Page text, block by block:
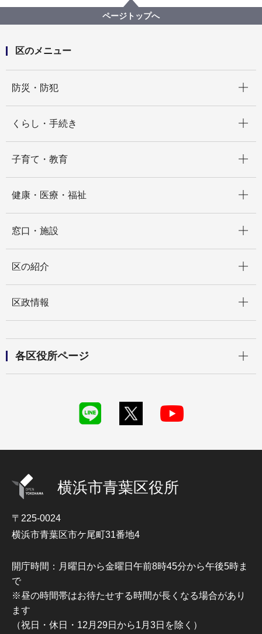
市ケ尾第四公園（いちがおだいよんこうえん）
ページトップへ
区のメニュー
防災・防犯
くらし・手続き
子育て・教育
健康・医療・福祉
窓口・施設
区の紹介
区政情報
各区役所ページ
横浜市青葉区役所
〒225-0024
横浜市青葉区市ケ尾町31番地4
開庁時間：月曜日から金曜日午前8時45分から午後5時ま
で
※昼の時間帯はお待たせする時間が長くなる場合があり
ます
（祝日・休日・12月29日から1月3日を除く）